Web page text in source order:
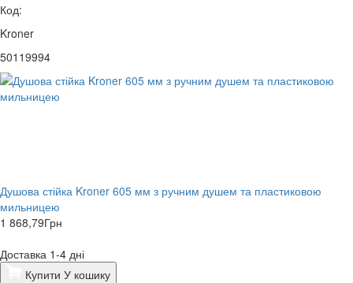
Код:
Kroner
50119994
Душова стійка Kroner 605 мм з ручним душем та пластиковою
мильницею
1 868,79Грн
Доставка 1-4 дні
Купити У кошику